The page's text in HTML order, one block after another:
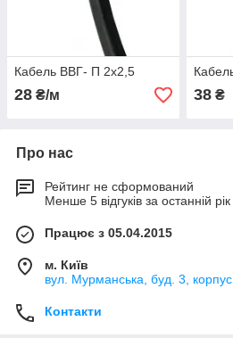
Кабель ВВГ- П 2х2,5
28 ₴/м 38₴
Про нас
Рейтинг не сформований
Менше 5 відгуків за останній рік
Працює з 05.04.2015
м. Київ
вул. Мурманська, буд. 3,
Контакти